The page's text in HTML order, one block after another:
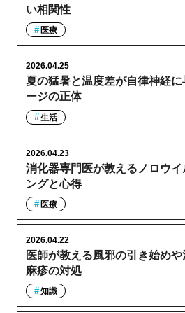
い相関性
医療
夏の猛暑と温度差が自律神経
ージの正体
2026.04.25
生活
消化器専門医が教えるノロウイ
ングと心得
2026.04.23
医療
医師が教える風邪の引き始め
麻疹の対処
2026.04.22
知識